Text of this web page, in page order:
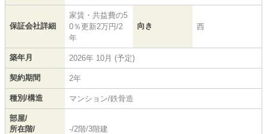
保証会社詳細
家賃・共益費の5
0％更新2万円/2
年
向き 西
築年月 2026年 10月 (予定)
契約期間 2年
種別/構造 マンション/鉄骨造
部屋/
所在階/
-/2階/3階建